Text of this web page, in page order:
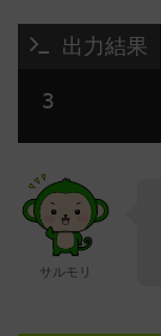
出力結果
3
サルモリ